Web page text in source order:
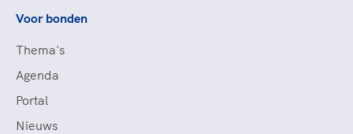
Voor bonden
Thema's
Agenda
Portal
Nieuws